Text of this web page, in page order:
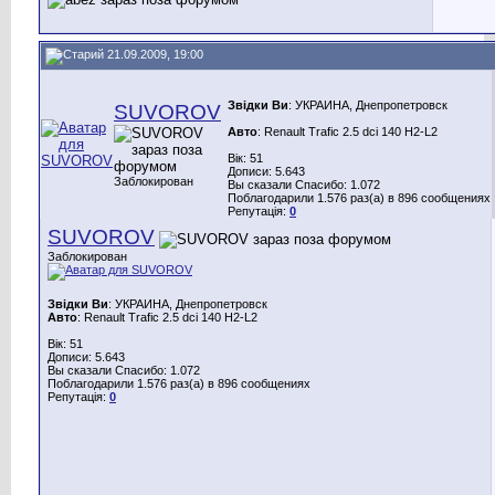
21.09.2009, 19:00
SUVOROV
Заблокирован
Звідки Ви: УКРАИНА, Днепропетровск
Авто: Renault Trafic 2.5 dci 140 H2-L2
Вік: 51
Дописи: 5.643
Вы сказали Спасибо: 1.072
Поблагодарили 1.576 раз(а) в 896 сообщениях
Репутація: 0
SUVOROV
Заблокирован
Звідки Ви: УКРАИНА, Днепропетровск
Авто: Renault Trafic 2.5 dci 140 H2-L2
Вік: 51
Дописи: 5.643
Вы сказали Спасибо: 1.072
Поблагодарили 1.576 раз(а) в 896 сообщениях
Репутація: 0